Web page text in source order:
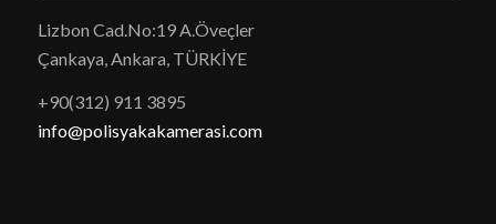
Lizbon Cad.No:19 A.Öveçler
Çankaya, Ankara, TÜRKİYE
+90(312) 911 3895
info@polisyakakamerasi.com